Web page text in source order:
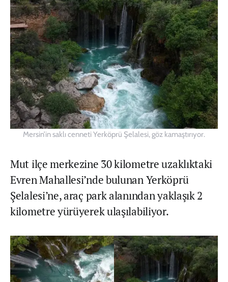
Mersin’in saklı cenneti Yerköprü Şelalesi, göz kamaştırıyor.
Mut ilçe merkezine 30 kilometre uzaklıktaki
Evren Mahallesi’nde bulunan Yerköprü
Şelalesi’ne, araç park alanından yaklaşık 2
kilometre yürüyerek ulaşılabiliyor.